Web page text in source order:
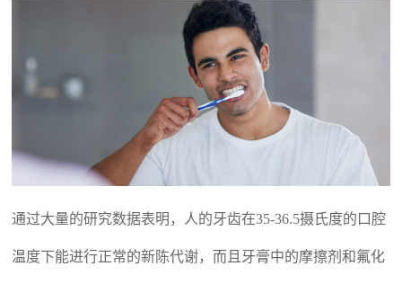
通过大量的研究数据表明， 人的牙齿在35-36.5摄氏度的口腔
温度下能进行正常的新陈代谢，而且牙膏中的摩擦剂和氟化